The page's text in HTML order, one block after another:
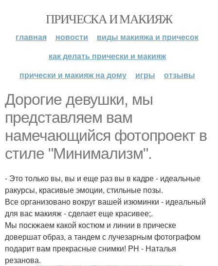
ПРИЧЕСКА И МАКИЯЖ
главная новости
виды макияжа и причесок
как делать прически и макияж
прически и макияж на дому
игры отзывы
Дорогие девушки, мы
представляем вам
намечающийся фотопроект в
стиле "Минимализм".
- Это только вы, вы и еще раз вы в кадре - идеальные
ракурсы, красивые эмоции, стильные позы.
Все организовано вокруг вашей изюминки - идеальный
для вас макияж - сделает еще красивее;.
Мы поскжаем какой костюм и линии в прическе
довершат образ, а тандем с лучезарным фотографом
подарит вам прекрасные снимки! PH - Наталья
резанова.